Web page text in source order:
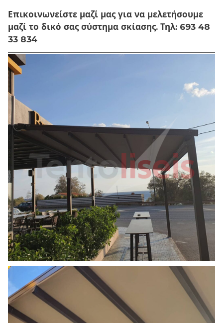
Επικοινωνείστε μαζί μας για να μελετήσουμε
μαζί το δικό σας σύστημα σκίασης. Τηλ: 693 48
33 834